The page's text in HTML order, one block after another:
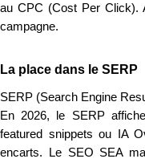
au CPC (Cost Per Click).
campagne.
La place dans le SERP
SERP (Search Engine
En 2026, le SERP
featured snippets ou IA
encarts. Le SEO SEA